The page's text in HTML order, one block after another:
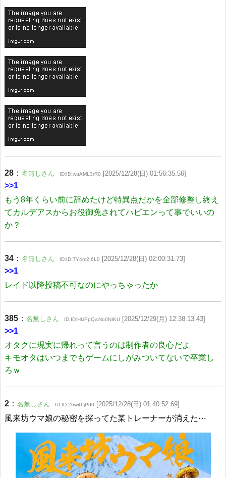
28 ： 名無しさん ID:ID:wuAML3rR0 [2025/12/28(日) 01:56:35.56]
>>1
もう8年くらい前に辞めたけど特異点だかを全部修整し終え
てカルデアスからお役御免されてハピエンって事でいいの
か？
34 ： 名無しさん ID:ID:TY4m2I6L0 [2025/12/28(日) 02:00:31.73]
>>1
レイド以降投稿不可なのにやっちゃったか
385 ： 名無しさん ID:ID:HUPpQwNo0NIKU [2025/12/29(月) 12:38:13.43]
>>1
オタクに現実に帰れって言うのは制作者の良心だよ
キモオタはいつまでもゲームにしがみついてないで卒業し
ろｗ
2 ： 名無しさん ID:ID:26w46jPd0 [2025/12/28(日) 01:40:52.69]
風来坊ウマ娘の秘密を探ってた某トレーナーが消えた⋯